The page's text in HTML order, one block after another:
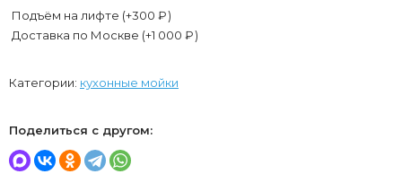
Подъём на лифте (+300 ₽)
Доставка по Москве (+1 000 ₽)
Категории: кухонные мойки
Поделиться с другом: